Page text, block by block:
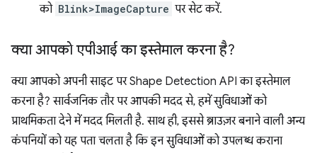
को Blink>ImageCapture पर सेट करें.
क्या आपको एपीआई का इस्तेमाल करना है?
क्या आपको अपनी साइट पर Shape Detection API का इस्तेमाल
करना है? सार्वजनिक तौर पर आपकी मदद से, हमें सुविधाओं को
प्राथमिकता देने में मदद मिलती है. साथ ही, इससे ब्राउज़र बनाने वाली अन्य
कंपनियों को यह पता चलता है कि इन सुविधाओं को उपलब्ध कराना